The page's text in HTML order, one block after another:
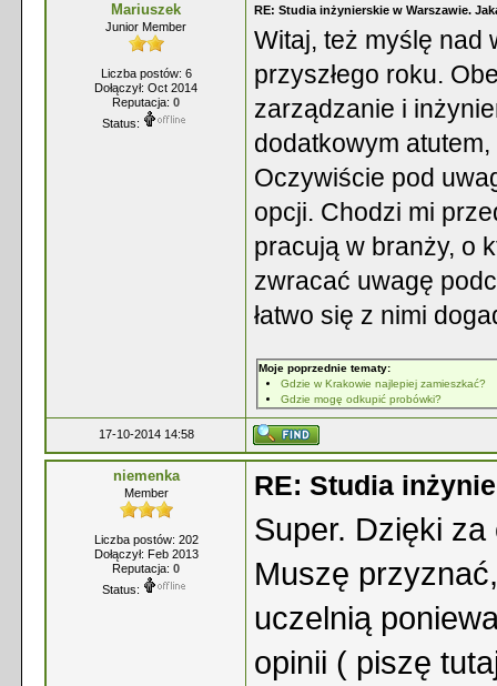
Mariuszek
Junior Member
Liczba postów: 6
Dołączył: Oct 2014
Reputacja: 0
Status:
RE: Studia inżynierskie w Warszawie.
Witaj, też myślę nad
przyszłego roku.
zarządzanie i
dodatkowym
Oczywiście pod
opcji. Chodzi mi
pracują w branży, o
zwracać uwagę
łatwo się z nimi
Moje poprzednie tematy:
Gdzie w Krakowie najlepiej zamieszkać?
Gdzie mogę odkupić probówki?
17-10-2014 14:58
niemenka
Member
Liczba postów: 202
Dołączył: Feb 2013
Reputacja: 0
Status:
RE: Studia
Super. Dzięki za
Muszę
uczelnią
opinii ( piszę